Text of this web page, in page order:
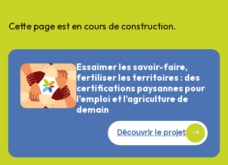
Cette page est en cours de construction.
Essaimer les savoir-faire,
fertiliser les territoires : des
certifications paysannes pour
l’emploi et l’agriculture de
demain
Découvrir le projet